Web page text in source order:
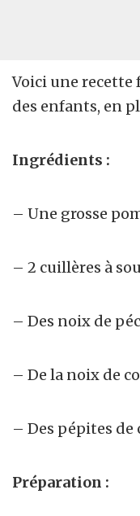
Voici une recette
des enfants, en
Ingrédients :
– Une grosse
– 2 cuillères à
– Des noix de
– De la noix de
– Des pépites
Préparation :